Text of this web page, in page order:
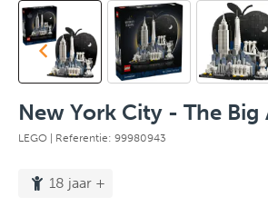
New York City - The Big
LEGO | Referentie: 99980943
18 jaar +